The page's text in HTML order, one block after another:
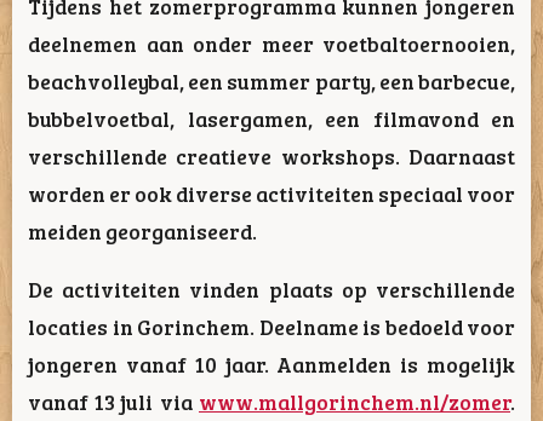
Tijdens het zomerprogramma kunnen jongeren
deelnemen aan onder meer voetbaltoernooien,
beachvolleybal, een summer party, een barbecue,
bubbelvoetbal, lasergamen, een filmavond en
verschillende creatieve workshops. Daarnaast
worden er ook diverse activiteiten speciaal voor
meiden georganiseerd.
De activiteiten vinden plaats op verschillende
locaties in Gorinchem. Deelname is bedoeld voor
jongeren vanaf 10 jaar. Aanmelden is mogelijk
vanaf 13 juli via www.mallgorinchem.nl/zomer.